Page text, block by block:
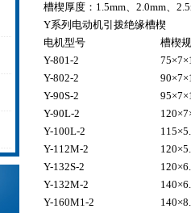
槽楔厚度：1.5mm、2.0mm、
Y系列电动机引拨绝缘槽楔
电机型号
槽楔
Y-801-2
Y-802-2
Y-90S-2
Y-90L-2
Y-100L-2
Y-112M-2
Y-132S-2
Y-132M-2
Y-160M1-2